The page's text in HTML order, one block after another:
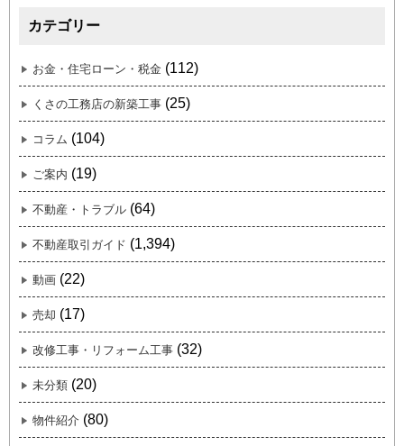
カテゴリー
お金・住宅ローン・税金 (112)
くさの工務店の新築工事 (25)
コラム (104)
ご案内 (19)
不動産・トラブル (64)
不動産取引ガイド (1,394)
動画 (22)
売却 (17)
改修工事・リフォーム工事 (32)
未分類 (20)
物件紹介 (80)